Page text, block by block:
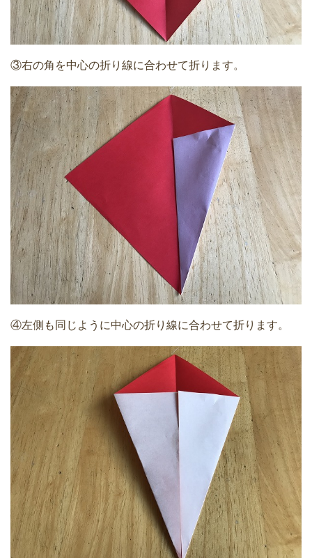
③右の角を中心の折り線に合わせて折ります。
④左側も同じように中心の折り線に合わせて折ります。